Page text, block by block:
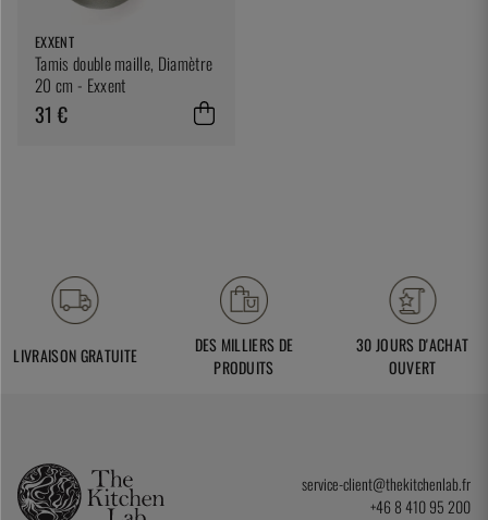
EXXENT
Tamis double maille, Diamètre
20 cm - Exxent
31 €
LIVRAISON GRATUITE
DES MILLIERS DE
PRODUITS
30 JOURS D'ACHAT
OUVERT
service-client@thekitchenlab.fr
+46 8 410 95 200